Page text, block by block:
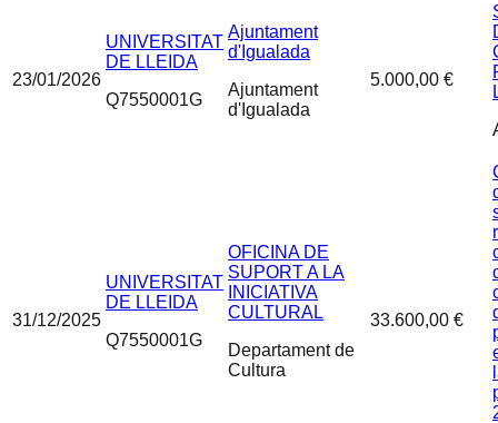
23/01/2026
UNIVERSITAT
DE LLEIDA
Q7550001G
Ajuntament
d'Igualada
Ajuntament
d'Igualada
5.000,00 €
31/12/2025
UNIVERSITAT
DE LLEIDA
Q7550001G
OFICINA DE
SUPORT A LA
INICIATIVA
CULTURAL
Departament de
Cultura
33.600,00 €